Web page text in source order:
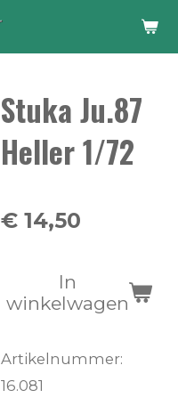
Stuka Ju.87
Heller 1/72
€ 14,50
In
winkelwagen
Artikelnummer:
16.081